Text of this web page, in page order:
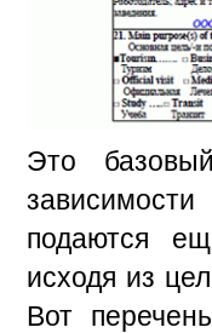
Это
подаются
исходя из
Вот